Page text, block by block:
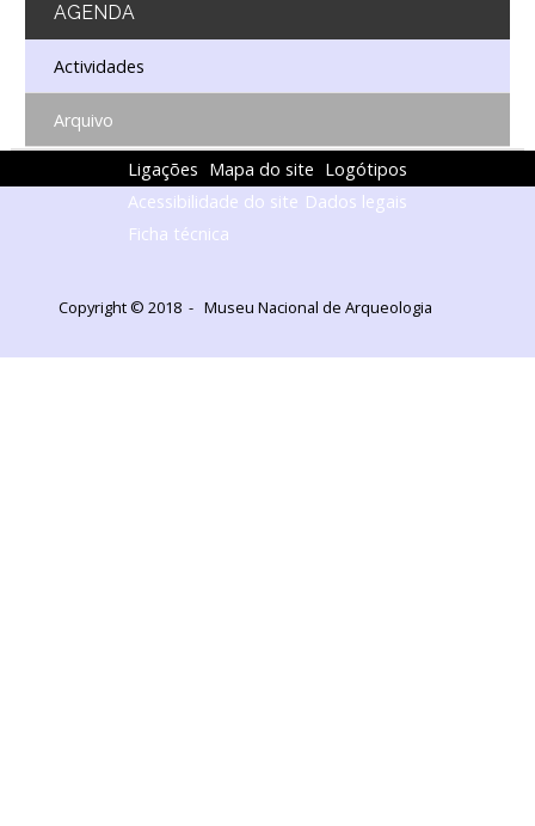
AGENDA
Actividades
Arquivo
Ligações Mapa do site Logótipos
Acessibilidade do site Dados legais
Ficha técnica
Copyright © 2018 - Museu Nacional de Arqueologia